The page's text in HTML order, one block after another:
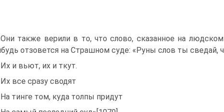
Они также верили в то, что слово, сказанное на
отзовется на Страшном суде: «Руны слов ты сведай,
Их и вьют, их и ткут.
Их все сразу сводят
На тинге том, куда толпы придут